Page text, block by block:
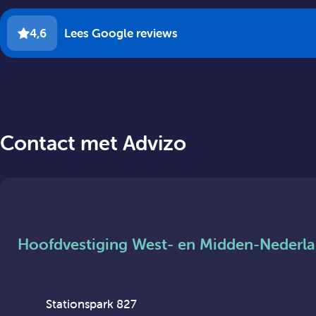
4,6 Lees Google reviews
Contact met Advizo
Hoofdvestiging West- en Midden-
Stationspark 827